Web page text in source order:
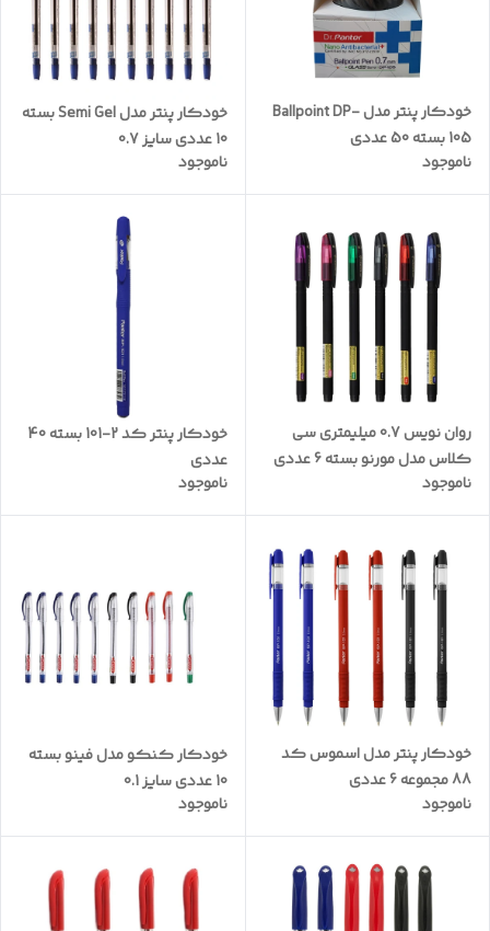
خودکار پنتر مدل Ballpoint DP-
105 بسته 50 عددی
ناموجود
خودکار پنتر مدل Semi Gel بسته
10 عددی سایز 0.7
ناموجود
روان نویس 0.7 میلیمتری سی
کلاس مدل مورنو بسته 6 عددی
ناموجود
خودکار پنتر کد 2-101 بسته 40
عددی
ناموجود
خودکار پنتر مدل اسموس کد
88 مجموعه 6 عددی
ناموجود
خودکار کنکو مدل فینو بسته
10 عددی سایز 0.1
ناموجود